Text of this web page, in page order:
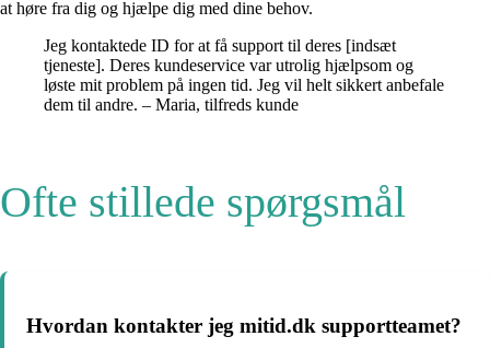
at høre fra dig og hjælpe dig med dine behov.
Jeg kontaktede ID for at få support til deres [indsæt
tjeneste]. Deres kundeservice var utrolig hjælpsom og
løste mit problem på ingen tid. Jeg vil helt sikkert anbefale
dem til andre. – Maria, tilfreds kunde
Ofte stillede spørgsmål
Hvordan kontakter jeg mitid.dk supportteamet?